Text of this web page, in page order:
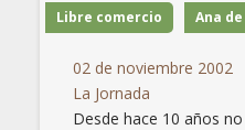
Libre comercio Ana
02 de noviembre 2002
La Jornada
Desde hace 10 años